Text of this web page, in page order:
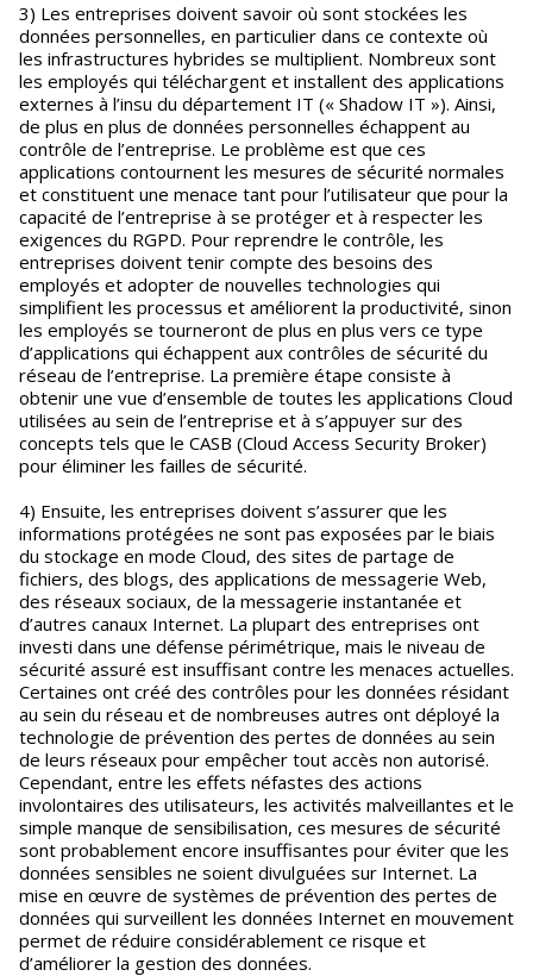
3) Les entreprises doivent savoir où sont stockées les
données personnelles, en particulier dans ce contexte où
les infrastructures hybrides se multiplient. Nombreux sont
les employés qui téléchargent et installent des applications
externes à l’insu du département IT (« Shadow IT »). Ainsi,
de plus en plus de données personnelles échappent au
contrôle de l’entreprise. Le problème est que ces
applications contournent les mesures de sécurité normales
et constituent une menace tant pour l’utilisateur que pour la
capacité de l’entreprise à se protéger et à respecter les
exigences du RGPD. Pour reprendre le contrôle, les
entreprises doivent tenir compte des besoins des
employés et adopter de nouvelles technologies qui
simplifient les processus et améliorent la productivité, sinon
les employés se tourneront de plus en plus vers ce type
d’applications qui échappent aux contrôles de sécurité du
réseau de l’entreprise. La première étape consiste à
obtenir une vue d’ensemble de toutes les applications Cloud
utilisées au sein de l’entreprise et à s’appuyer sur des
concepts tels que le CASB (Cloud Access Security Broker)
pour éliminer les failles de sécurité.
4) Ensuite, les entreprises doivent s’assurer que les
informations protégées ne sont pas exposées par le biais
du stockage en mode Cloud, des sites de partage de
fichiers, des blogs, des applications de messagerie Web,
des réseaux sociaux, de la messagerie instantanée et
d’autres canaux Internet. La plupart des entreprises ont
investi dans une défense périmétrique, mais le niveau de
sécurité assuré est insuffisant contre les menaces actuelles.
Certaines ont créé des contrôles pour les données résidant
au sein du réseau et de nombreuses autres ont déployé la
technologie de prévention des pertes de données au sein
de leurs réseaux pour empêcher tout accès non autorisé.
Cependant, entre les effets néfastes des actions
involontaires des utilisateurs, les activités malveillantes et le
simple manque de sensibilisation, ces mesures de sécurité
sont probablement encore insuffisantes pour éviter que les
données sensibles ne soient divulguées sur Internet. La
mise en œuvre de systèmes de prévention des pertes de
données qui surveillent les données Internet en mouvement
permet de réduire considérablement ce risque et
d’améliorer la gestion des données.